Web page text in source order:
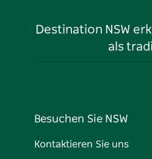
Destination NSW
als
Besuchen Sie NSW
Kontaktieren Sie uns